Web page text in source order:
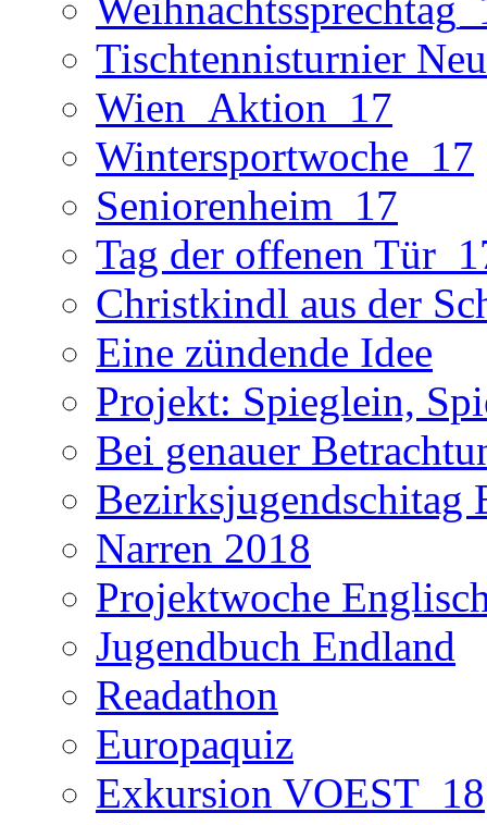
Tischtennisturnier
Wien_Aktion_17
Wintersportwoche_17
Seniorenheim_17
Tag der offenen
Christkindl aus der
Eine zündende Idee
Projekt: Spieglein,
Bei genauer
Bezirksjugendschitag
Narren 2018
Projektwoche
Jugendbuch Endland
Readathon
Europaquiz
Exkursion VOEST_18